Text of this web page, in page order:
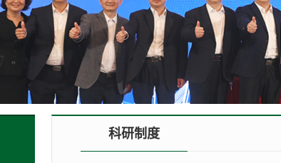
科研制度